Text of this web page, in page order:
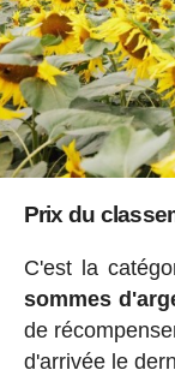
Prix du
C'est la
sommes
de
d'arrivée le